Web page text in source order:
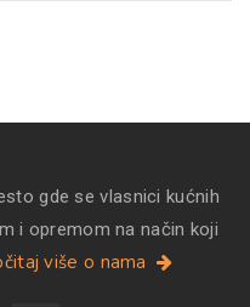
gde se vlasnici kućnih
i opremom na način koji
više o nama